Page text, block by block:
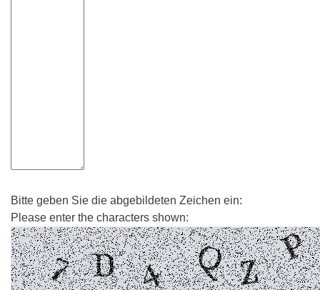
Bitte geben Sie die abgebildeten Zeichen ein:
Please enter the characters shown: